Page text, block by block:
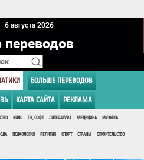
6 августа 2026
БОЛЬШЕ ПЕРЕВОДОВ
КАРТА САЙТА РЕКЛАМА
КИНО ПК, СОФТ ЛИТЕРАТУРА МЕДИЦИНА МУЗЫКА
ПСИХОЛОГИЯ РЕЛИГИЯ СПОРТ СТРАНЫ СТРОИТЕЛЬСТВО